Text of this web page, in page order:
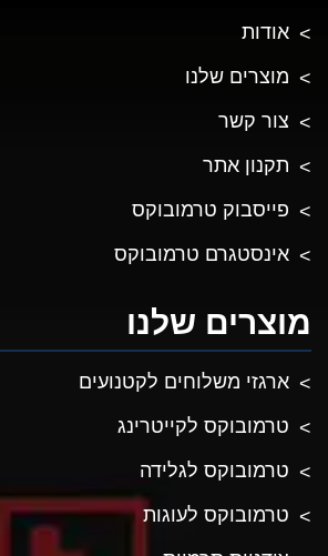
אודות
מוצרים שלנו
צור קשר
תקנון אתר
פייסבוק טרמובוקס
אינסטגרם טרמובוקס
מוצרים שלנו
ארגזי משלוחים לקטנועים
טרמובוקס לקייטרינג
טרמובוקס לגלידה
טרמובוקס לעוגות